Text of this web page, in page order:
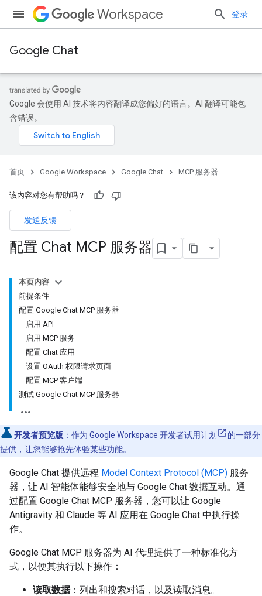
Workspace 登录
Google Chat
Google 会使用 AI 技术将内容翻译成您偏好的语言。AI 翻译可能包
含错误。
首页 Google Workspace Google Chat MCP 服务器
该内容对您有帮助吗？
发送反馈
配置 Chat MCP 服务器
本页内容
前提条件
配置 Google Chat MCP 服务器
启用 API
启用 MCP 服务
配置 Chat 应用
设置 OAuth 权限请求页面
配置 MCP 客户端
测试 Google Chat MCP 服务器
开发者预览版 ：作为 Google Workspace 开发者试用计划
的一部分
提供，让您能够抢先体验某些功能。
Google Chat 提供远程 Model Context Protocol (MCP) 服务
器，让 AI 智能体能够安全地与 Google Chat 数据互动。通
过配置 Google Chat MCP 服务器，您可以让 Google
Antigravity 和 Claude 等 AI 应用在 Google Chat 中执行操
作。
Google Chat MCP 服务器为 AI 代理提供了一种标准化方
式，以便其执行以下操作：
读取数据：列出和搜索对话，以及读取消息。